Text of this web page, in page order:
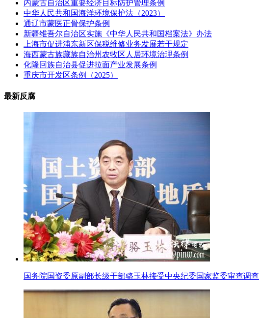
内蒙古自治区重要经济目标防护管理条例
中华人民共和国海洋环境保护法（2023）
通辽市蒙医正骨保护条例
新疆维吾尔自治区实施《中华人民共和国档案法》办法
上海市促进浦东新区保税维修业务发展若干规定
海西蒙古族藏族自治州农牧区人居环境治理条例
化隆回族自治县促进拉面产业发展条例
重庆市开发区条例（2025）
最新反腐
国务院国资委原副部长级干部骆玉林接受中央纪委国家监委审查调查